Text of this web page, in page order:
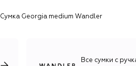
Сумка Georgia medium Wandler
Все сумки с